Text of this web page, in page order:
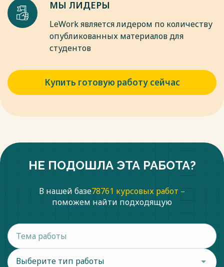
МЫ ЛИДЕРЫ
LeWork является лидером по количеству
опубликованных материалов для
студентов
Купить готовую работу сейчас
НЕ ПОДОШЛА ЭТА РАБОТА?
В нашей базе78761 курсовых работ –
поможем найти подходящую
Выберите тип работы